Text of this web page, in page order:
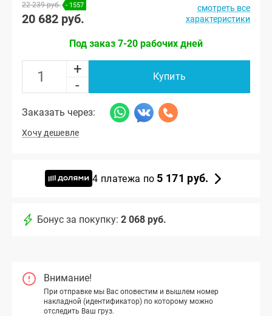
22 239 руб. - 1557
20 682 руб.
смотреть все
характеристики
Под заказ 7-20 рабочих дней
+
-
Купить
Заказать через:
Хочу дешевле
4 платежа по 5 171 руб.
Бонус за покупку: 2 068 руб.
Внимание!
При отправке мы Вас оповестим и вышлем номер
накладной (идентификатор) по которому можно
отследить Ваш груз.